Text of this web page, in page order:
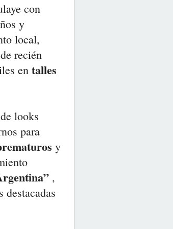
con
y
local,
recién
en talles
looks
para
y
,
destacadas